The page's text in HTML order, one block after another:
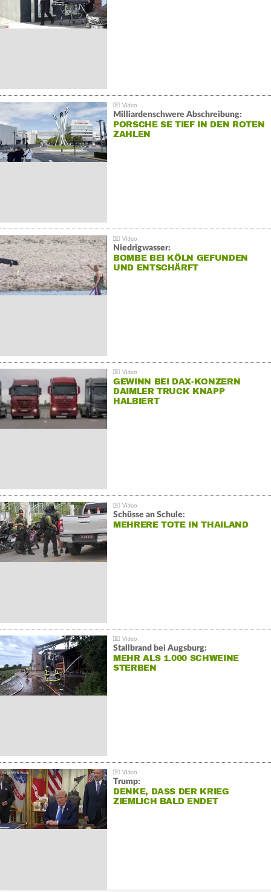
Milliardenschwere Abschreibung:
PORSCHE SE TIEF IN DEN ROTEN
ZAHLEN
Niedrigwasser:
BOMBE BEI KÖLN GEFUNDEN
UND ENTSCHÄRFT
GEWINN BEI DAX-KONZERN
DAIMLER TRUCK KNAPP
HALBIERT
Schüsse an Schule:
MEHRERE TOTE IN THAILAND
Stallbrand bei Augsburg:
MEHR ALS 1.000 SCHWEINE
STERBEN
Trump:
DENKE, DASS DER KRIEG
ZIEMLICH BALD ENDET